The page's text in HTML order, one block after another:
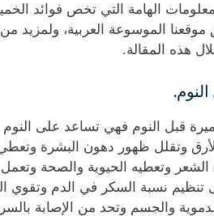
الهامة التي تخص فوائد
موقعنا الموسوعة العربية،
هذه المقالة.
قبل النوم فهي تساعد على
وتقلل ظهور دهون البشرة وتعطي
وتعطيه الحيوية والصحة
تنظيم نسبة السكر في الدم وتقوي
والجسم وتحد من الإصابة